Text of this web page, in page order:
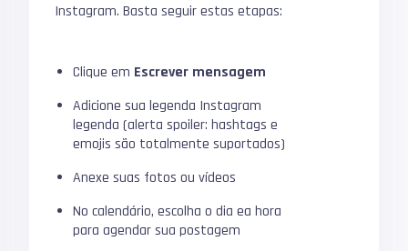
Instagram. Basta seguir estas etapas:
Clique em Escrever mensagem
Adicione sualegenda Instagram
legenda (alerta spoiler: hashtags e
emojis são totalmente suportados)
Anexe suas fotos ou vídeos
No calendário, escolha o dia ea hora
para agendar sua postagem